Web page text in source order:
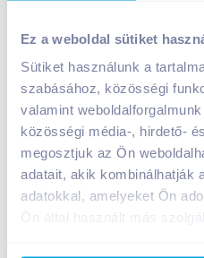
Ez a weboldal sütiket
Sütiket használunk a
szabásához, közösségi
valamint
közösségi média-, hirdető-
megosztjuk az Ön
adatait, akik kombinálhatják
adatokkal, amelyeket Ön
1 599
Egységár:
Nettó eladási ár:
Kosárba
A termék jelenleg nem elérhető